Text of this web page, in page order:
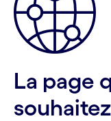
La page